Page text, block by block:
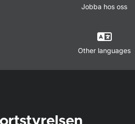
Jobba hos oss
Other languages